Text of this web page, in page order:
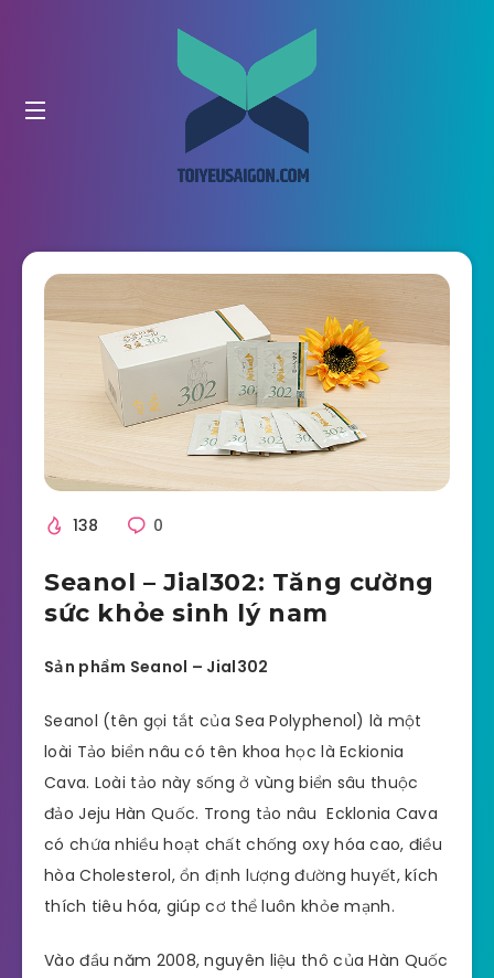
138 0
Seanol – Jial302: Tăng cường
sức khỏe sinh lý nam
Sản phẩm Seanol – Jial302
Seanol (tên gọi tắt của Sea Polyphenol) là một
loài Tảo biển nâu có tên khoa học là Eckionia
Cava. Loài tảo này sống ở vùng biển sâu thuộc
đảo Jeju Hàn Quốc. Trong tảo nâu Ecklonia Cava
có chứa nhiều hoạt chất chống oxy hóa cao, điều
hòa Cholesterol, ổn định lượng đường huyết, kích
thích tiêu hóa, giúp cơ thể luôn khỏe mạnh.
Vào đầu năm 2008, nguyên liệu thô của Hàn Quốc